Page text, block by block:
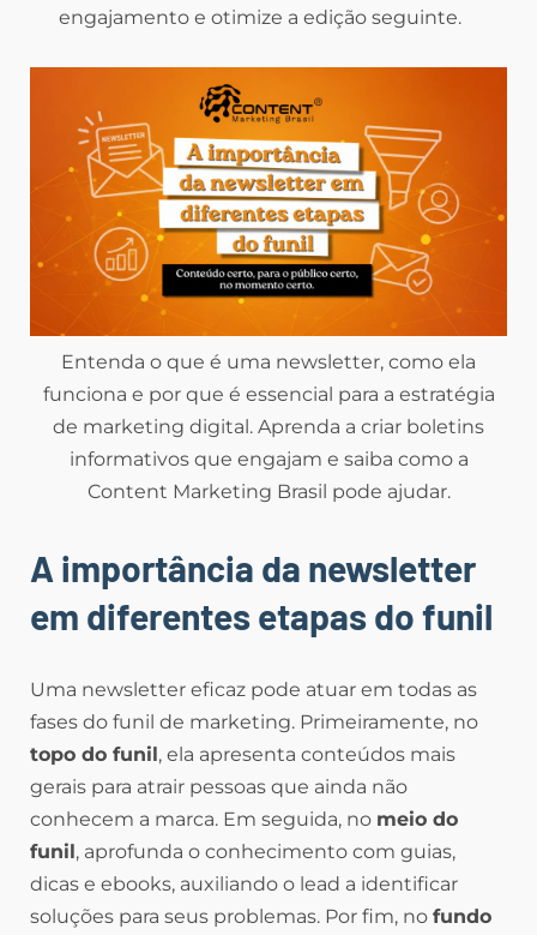
engajamento e otimize a edição seguinte.
Entenda o que é uma newsletter, como ela
funciona e por que é essencial para a estratégia
de marketing digital. Aprenda a criar boletins
informativos que engajam e saiba como a
Content Marketing Brasil pode ajudar.
A importância da newsletter
em diferentes etapas do funil
Uma newsletter eficaz pode atuar em todas as
fases do funil de marketing. Primeiramente, no
topo do funil, ela apresenta conteúdos mais
gerais para atrair pessoas que ainda não
conhecem a marca. Em seguida, no meio do
funil, aprofunda o conhecimento com guias,
dicas e ebooks, auxiliando o lead a identificar
soluções para seus problemas. Por fim, no fundo